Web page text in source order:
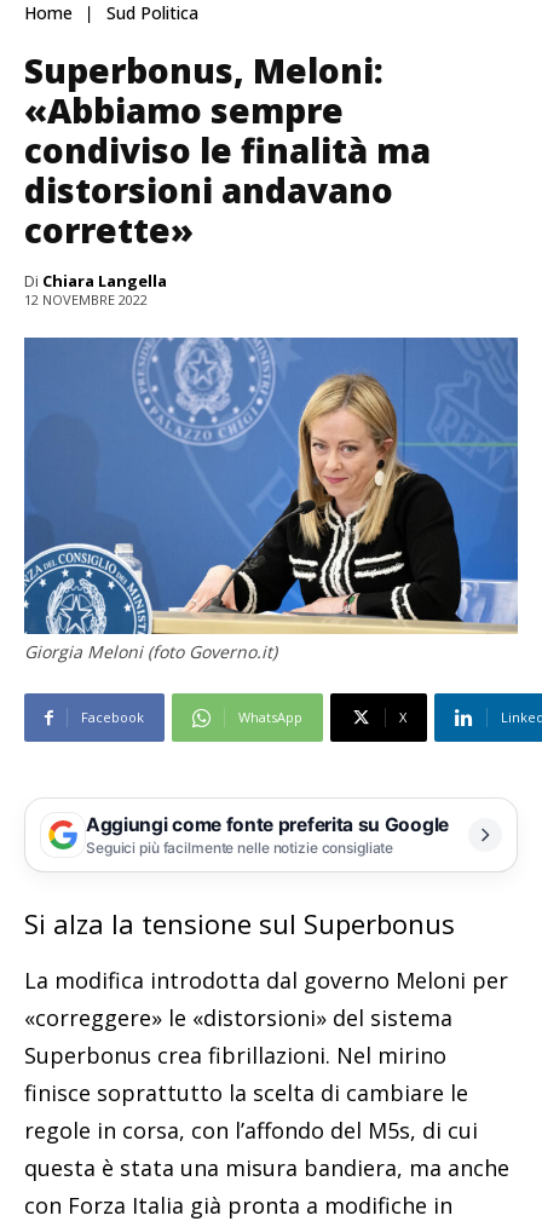
Home Sud Politica
Superbonus, Meloni:
«Abbiamo sempre
condiviso le finalità ma
distorsioni andavano
corrette»
Di Chiara Langella
12 NOVEMBRE 2022
Giorgia Meloni (foto Governo.it)
Facebook WhatsApp X
Aggiungi come fonte preferita su Google
Seguici più facilmente nelle notizie consigliate
Si alza la tensione sul Superbonus
La modifica introdotta dal governo Meloni per
«correggere» le «distorsioni» del sistema
Superbonus crea fibrillazioni. Nel mirino
finisce soprattutto la scelta di cambiare le
regole in corsa, con l’affondo del M5s, di cui
questa è stata una misura bandiera, ma anche
con Forza Italia già pronta a modifiche in